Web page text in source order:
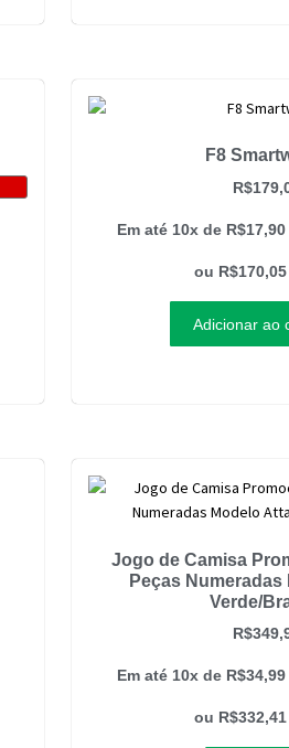
F8
R$
Em até 10x de R$17,90
ou R$170,05
Adicionar ao
Jogo de Camisa
Peças
Verde/
R$
Em até 10x de R$34,99
ou R$332,41